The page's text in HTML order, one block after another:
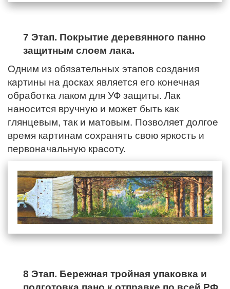
7 Этап. Покрытие деревянного панно
защитным слоем лака.
Одним из обязательных этапов создания
картины на досках является его конечная
обработка лаком для УФ защиты. Лак
наносится вручную и может быть как
глянцевым, так и матовым. Позволяет долгое
время картинам сохранять свою яркость и
первоначальную красоту.
8 Этап. Бережная тройная упаковка и